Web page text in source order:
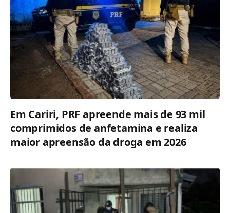
Em Cariri, PRF apreende mais de 93 mil
comprimidos de anfetamina e realiza
maior apreensão da droga em 2026